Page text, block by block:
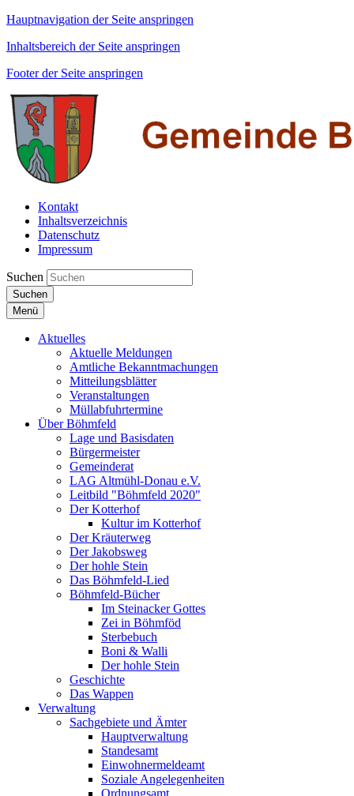
Hauptnavigation der Seite anspringen
Inhaltsbereich der Seite anspringen
Footer der Seite anspringen
Kontakt
Inhaltsverzeichnis
Datenschutz
Impressum
Suchen
Suchen
Menü
Aktuelles
Aktuelle Meldungen
Amtliche Bekanntmachungen
Mitteilungsblätter
Veranstaltungen
Müllabfuhrtermine
Über Böhmfeld
Lage und Basisdaten
Bürgermeister
Gemeinderat
LAG Altmühl-Donau e.V.
Leitbild "Böhmfeld 2020"
Der Kotterhof
Kultur im Kotterhof
Der Kräuterweg
Der Jakobsweg
Der hohle Stein
Das Böhmfeld-Lied
Böhmfeld-Bücher
Im Steinacker Gottes
Zei in Böhmföd
Sterbebuch
Boni & Walli
Der hohle Stein
Geschichte
Das Wappen
Verwaltung
Sachgebiete und Ämter
Hauptverwaltung
Standesamt
Einwohnermeldeamt
Soziale Angelegenheiten
Ordnungsamt